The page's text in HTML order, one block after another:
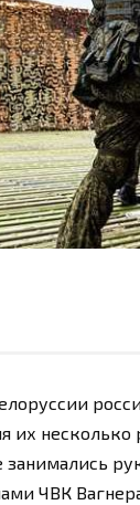
их
занимались
ЧВК